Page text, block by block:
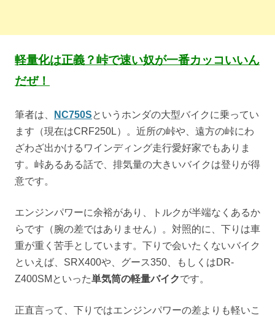
軽量化は正義？峠で速い奴が一番カッコいいん
だぜ！
筆者は、 NC750Sというホンダの大型バイクに乗ってい
ます（現在はCRF250L）。近所の峠や、遠方の峠にわ
ざわざ出かけるワインディング走行愛好家でもありま
す。峠あるある話で、排気量の大きいバイクは登りが得
意です。
エンジンパワーに余裕があり、トルクが半端なくあるか
らです（腕の差ではありません）。対照的に、下りは車
重が重く苦手としています。下りで会いたくないバイク
といえば、SRX400や、グース350、もしくはDR-
Z400SMといった単気筒の軽量バイクです。
正直言って、下りではエンジンパワーの差よりも軽いこ